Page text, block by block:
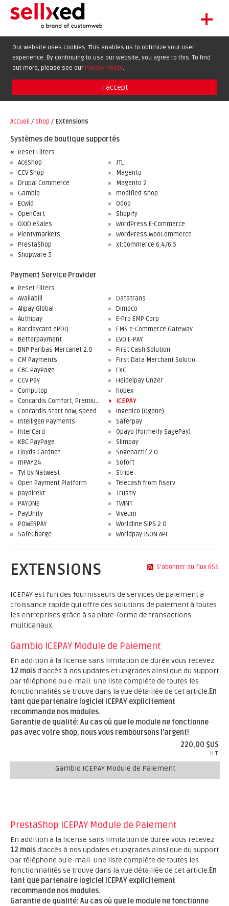
+
EXTENSIONS
BLOG
Our website uses cookies. This enables us to optimize your user
experience. By continuing to use our website, you agree to this. To find
out more, please see our Privacy Policy.
I accept
Accueil / Shop / Extensions
Systèmes de boutique supportés
Reset Filters
AceShop
CCV Shop
Drupal Commerce
Gambio
Ecwid
JTL
Magento
Magento 2
modified-shop
Odoo
OpenCart
OXID eSales
Plentymarkets
PrestaShop
Shopware 5
Shopify
WordPress E-Commerce
WordPress WooCommerce
xt:Commerce 6.4/6.5
Payment Service Provider
Reset Filters
Availabill
Alipay Global
Authipay
Barclaycard ePDQ
Betterpayment
BNP Paribas Mercanet 2.0
CM Payments
CBC PayPage
CCV Pay
Computop
Concardis Comfort, Premium, Professional
Concardis start.now, speed.up, flex.pro
Datatrans
Dimoco
E-Pro EMP Corp
EMS e-Commerce Gateway
EVO E-PAY
First Cash Solution
First Data Merchant Solutions
FXC
Heidelpay Unzer
hobex
ICEPAY
Ingenico (Ogone)
Intelligen Payments
InterCard
KBC PayPage
Lloyds Cardnet
mPAY24
Tyl by Natwest
Open Payment Platform
paydirekt
PAYONE
PayUnity
POWERPAY
SafeCharge
Saferpay
Opayo (formerly SagePay)
Slimpay
Sogenactif 2.0
Sofort
Stripe
Telecash from fiserv
Trustly
TWINT
Viveum
Worldline SIPS 2.0
Worldpay JSON API
S'abonner au flux RSS
EXTENSIONS
ICEPAY est l'un des fournisseurs de services de paiement à
croissance rapide qui offre des solutions de paiement à toutes
les entreprises grâce à sa plate-forme de transactions
multicanaux.
Gambio ICEPAY Module de Paiement
En addition à la license sans limitation de durée vous recevez
12 moisd'accès à nos updates et upgrades ainsi que du support
par téléphone ou e-mail. Une liste complète de toutes les
fonctionnalités se trouve dans la vue détaillée de cet article.En
tant que partenaire logiciel ICEPAY explicitement
recommande nos modules.
Garantie de qualité: Au cas où que le module ne fonctionne
pas avec votre shop, nous vous remboursons l'argent!
220,00 $US
H.T.
Gambio ICEPAY Module de Paiement
PrestaShop ICEPAY Module de Paiement
En addition à la license sans limitation de durée vous recevez
12 moisd'accès à nos updates et upgrades ainsi que du support
par téléphone ou e-mail. Une liste complète de toutes les
fonctionnalités se trouve dans la vue détaillée de cet article.En
tant que partenaire logiciel ICEPAY explicitement
recommande nos modules.
Garantie de qualité: Au cas où que le module ne fonctionne